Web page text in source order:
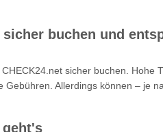
buchen und
sicher buchen.
Allerdings können – je
geht's